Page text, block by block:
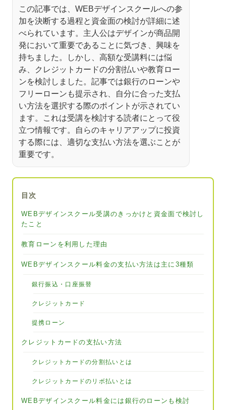
この記事では、WEBデザインスクールへの参
加を決断する過程と資金面の検討が詳細に述
べられています。主人公はデザインが商品開
発において重要であることに気づき、興味を
持ちました。しかし、高額な受講料には悩
み、クレジットカードの分割払いや教育ロー
ンを検討しました。記事では銀行のローンや
フリーローンも提示され、自分に合った支払
い方法を選択する際のポイントが示されてい
ます。これは受講を検討する読者にとって役
立つ情報です。自らのキャリアアップに投資
する際には、適切な支払い方法を選ぶことが
重要です。
目次
WEBデザインスクール受講のきっかけと資金面で検討し
たこと
教育ローンを利用した理由
WEBデザインスクール料金の支払い方法は主に3種類
銀行振込・口座振替
クレジットカード
提携ローン
クレジットカードの支払い方法
クレジットカードの分割払いとは
クレジットカードのリボ払いとは
WEBデザインスクール料金には銀行のローンも検討